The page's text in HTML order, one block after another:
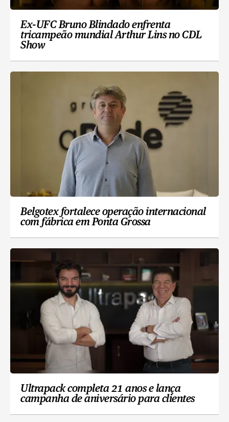
Ex-UFC Bruno Blindado enfrenta
tricampeão mundial Arthur Lins no CDL
Show
Belgotex fortalece operação internacional
com fábrica em Ponta Grossa
Ultrapack completa 21 anos e lança
campanha de aniversário para clientes